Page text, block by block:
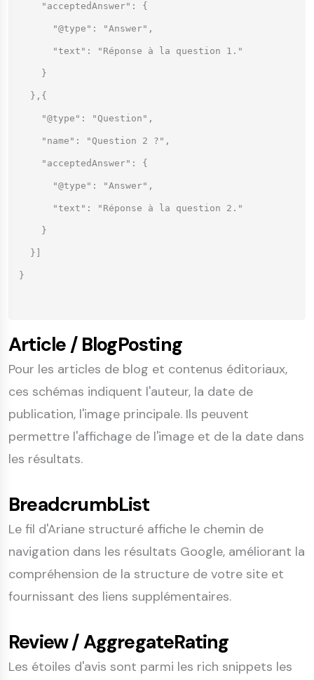
    "acceptedAnswer": {
      "@type": "Answer",
      "text": "Réponse à la question 1."
    }
  },{
    "@type": "Question",
    "name": "Question 2 ?",
    "acceptedAnswer": {
      "@type": "Answer",
      "text": "Réponse à la question 2."
    }
  }]
}
Article / BlogPosting
Pour les articles de blog et contenus éditoriaux,
ces schémas indiquent l'auteur, la date de
publication, l'image principale. Ils peuvent
permettre l'affichage de l'image et de la date dans
les résultats.
BreadcrumbList
Le fil d'Ariane structuré affiche le chemin de
navigation dans les résultats Google, améliorant la
compréhension de la structure de votre site et
fournissant des liens supplémentaires.
Review / AggregateRating
Les étoiles d'avis sont parmi les rich snippets les